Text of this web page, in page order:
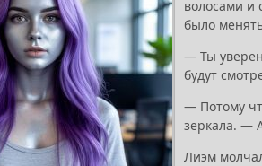
волосами и
было
— Ты
будут
— Потому
зеркала. —
Лиэм